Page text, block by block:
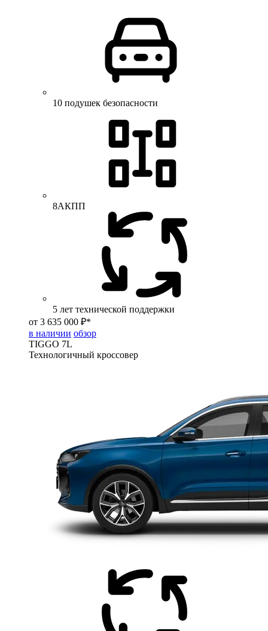
10 подушек безопасности
8АКПП
5 лет технической поддержки
от 3 635 000 ₽*
в наличии обзор
TIGGO 7L
Технологичный кроссовер